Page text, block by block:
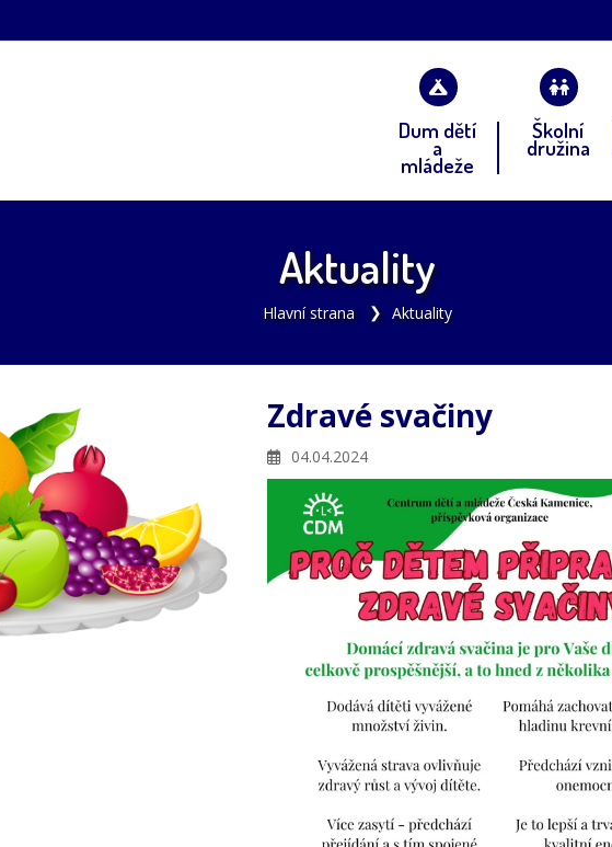
Dum dětí
a
mládeže
Školní
družina
Aktuality
Hlavní strana Aktuality
Zdravé svačiny
04.04.2024